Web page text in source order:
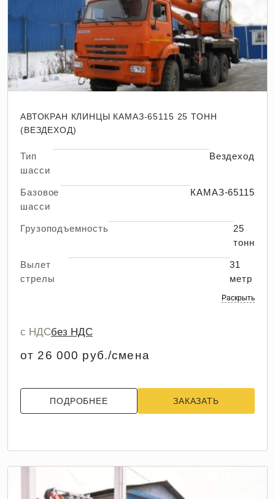
АВТОКРАН КЛИНЦЫ КАМАЗ-65115 25 ТОНН
(ВЕЗДЕХОД)
Тип
шасси
Вездеход
Базовое
шасси
КАМАЗ-65115
Грузоподъемность
25
тонн
Вылет
стрелы
31
метр
Раскрыть
с НДСбез НДС
от 26 000 руб./смена
ПОДРОБНЕЕ ЗАКАЗАТЬ